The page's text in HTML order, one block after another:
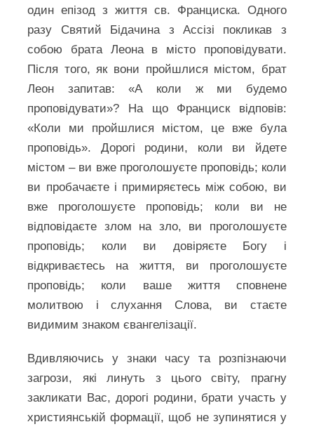
один епізод з життя св. Франциска. Одного
разу Святий Бідачина з Ассізі покликав з
собою брата Леона в місто проповідувати.
Після того, як вони пройшлися містом, брат
Леон запитав: «А коли ж ми будемо
проповідувати»? На що Франциск відповів:
«Коли ми пройшлися містом, це вже була
проповідь». Дорогі родини, коли ви йдете
містом – ви вже проголошуєте проповідь; коли
ви пробачаєте і примиряєтесь між собою, ви
вже проголошуєте проповідь; коли ви не
відповідаєте злом на зло, ви проголошуєте
проповідь; коли ви довіряєте Богу і
відкриваєтесь на життя, ви проголошуєте
проповідь; коли ваше життя сповнене
молитвою і слухання Слова, ви стаєте
видимим знаком євангелізації.
Вдивляючись у знаки часу та розпізнаючи
загрози, які линуть з цього світу, прагну
закликати Вас, дорогі родини, брати участь у
християнській формації, щоб не зупинятися у